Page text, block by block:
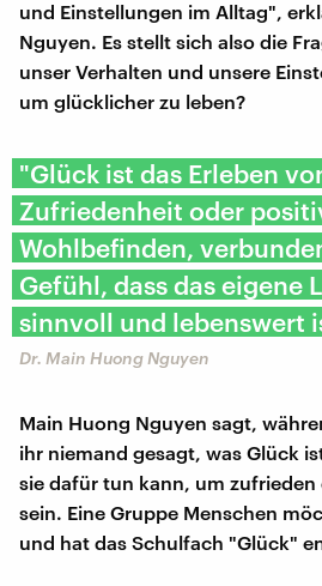
und Einstellungen im Alltag",
Nguyen. Es stellt sich also die
unser Verhalten und unsere
um glücklicher zu leben?
"Glück ist das Erleben
Zufriedenheit oder
Wohlbefinden,
Gefühl, dass das eigene
sinnvoll und lebenswert
Dr. Main Huong Nguyen
Main Huong Nguyen sagt,
ihr niemand gesagt, was Glück
sie dafür tun kann, um
sein. Eine Gruppe Menschen
und hat das Schulfach "Glück"